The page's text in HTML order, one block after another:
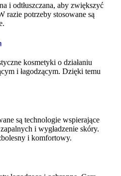
i odtłuszczana, aby zwiększyć
razie potrzeby stosowane są
kosmetyki o działaniu
i łagodzącym. Dzięki temu
są technologie wspierające
i wygładzenie skóry.
i komfortowy.